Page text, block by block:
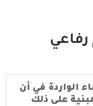
رفاعي
الواردة في أن
على ذلك